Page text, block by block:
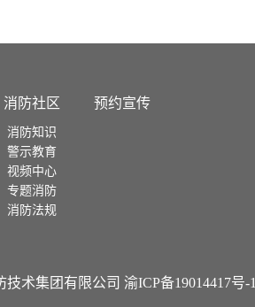
消防社区
消防知识
警示教育
视频中心
专题消防
消防法规
预约宣传
技术集团有限公司 渝ICP备19014417号-1